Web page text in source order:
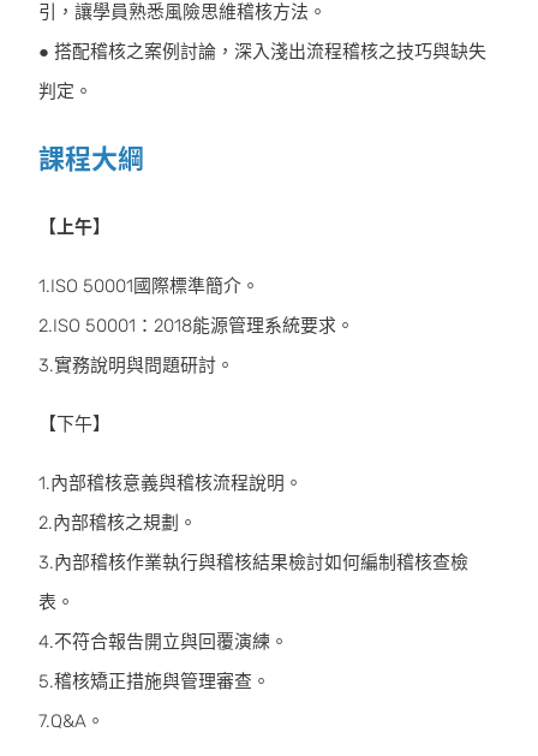
引，讓學員熟悉風險思維稽核方法。
● 搭配稽核之案例討論，深入淺出流程稽核之技巧與缺失
判定。
課程大綱
【上午】
1.ISO 50001國際標準簡介。
2.ISO 50001：2018能源管理系統要求。
3.實務說明與問題研討。
【下午】
1.內部稽核意義與稽核流程說明。
2.內部稽核之規劃。
3.內部稽核作業執行與稽核結果檢討如何編制稽核查檢
表。
4.不符合報告開立與回覆演練。
5.稽核矯正措施與管理審查。
7.Q&A。